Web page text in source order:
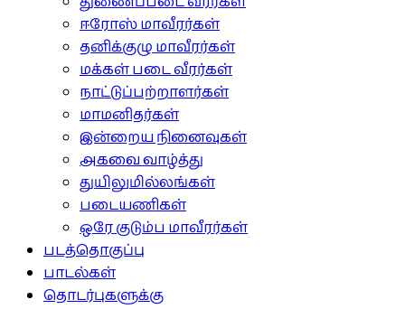
ஈரோஸ் மாவீரர்கள்
தனிக்குழு மாவீரர்கள்
மக்கள் படை வீரர்கள்
நாட்டுப்பற்றாளர்கள்
மாமனிதர்கள்
இன்றைய நினைவுகள்
அகவை வாழ்த்து
துயிலுமில்லங்கள்
படையணிகள்
ஒரே குடும்ப மாவீரர்கள்
படத்தொகுப்பு
பாடல்கள்
தொடர்புகளுக்கு